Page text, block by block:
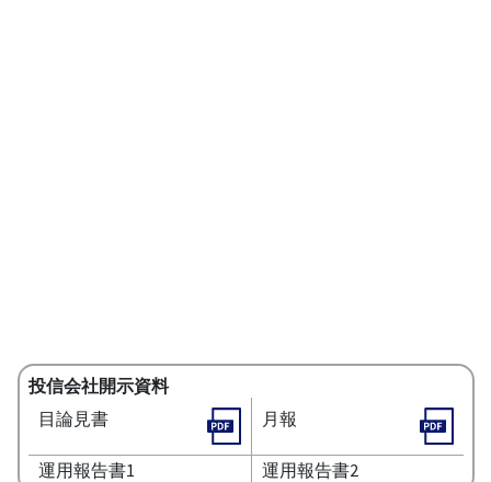
投信会社開示資料
目論見書
月報
運用報告書1 運用報告書2